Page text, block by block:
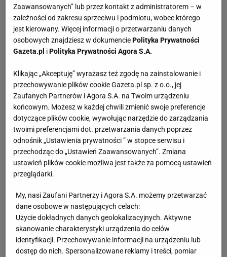
Zaawansowanych” lub przez kontakt z administratorem – w
zależności od zakresu sprzeciwu i podmiotu, wobec którego
jest kierowany. Więcej informacji o przetwarzaniu danych
osobowych znajdziesz w dokumenciePolityka Prywatności
Gazeta.pl iPolityka Prywatności Agora S.A.
Klikając „Akceptuję” wyrażasz też zgodę na zainstalowanie i
przechowywanie plików cookie Gazeta.pl sp. z o.o., jej
Zaufanych Partnerów i Agora S.A. na Twoim urządzeniu
końcowym. Możesz w każdej chwili zmienić swoje preferencje
dotyczące plików cookie, wywołując narzędzie do zarządzania
twoimi preferencjami dot. przetwarzania danych poprzez
odnośnik „Ustawienia prywatności ” w stopce serwisu i
przechodząc do „Ustawień Zaawansowanych”. Zmiana
ustawień plików cookie możliwa jest także za pomocą ustawień
przeglądarki.
My, nasi Zaufani Partnerzy i Agora S.A. możemy przetwarzać
dane osobowe w następujących celach:
Użycie dokładnych danych geolokalizacyjnych. Aktywne
skanowanie charakterystyki urządzenia do celów
identyfikacji. Przechowywanie informacji na urządzeniu lub
dostęp do nich. Spersonalizowane reklamy i treści, pomiar